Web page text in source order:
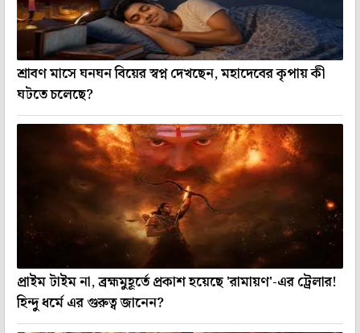
শ্রাবণ মাসে ঘনঘন বিয়ের স্বপ্ন দেখছেন, মহাদেবের কৃপায় কী
ঘটতে চলেছে?
প্রাইম টাইম না, ব্রহ্মমুহূর্তে প্রকাশ হয়েছে 'রামায়ণ'-এর ট্রেলার!
হিন্দু ধর্মে এর গুরুত্ব জানেন?